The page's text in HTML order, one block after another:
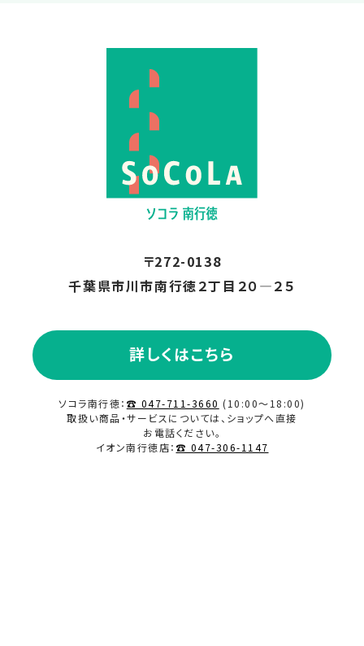
2024.11
2024.10
2024.08
2024.01
2023.10
2023.09
2023.08
〒272-0138
千葉県市川市南行徳２丁目２０―２５
詳しくはこちら
ソコラ南行徳： ☎ 047-711-3660 (10:00～18:00)
取扱い商品・サービスについては、ショップへ直接
お電話ください。
イオン南行徳店： ☎ 047-306-1147